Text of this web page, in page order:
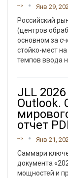
--> Янв 29,
Российский
(центров
основном за
стойко-мест
темпов ввода
JLL
Outlook.
отчет
--> Янв 21,
Саммари
документа
мощностей и